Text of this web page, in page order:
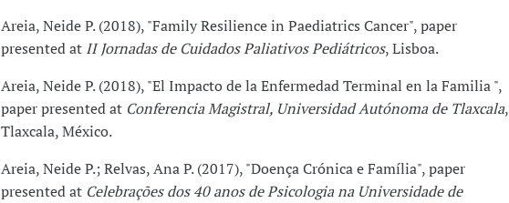
Areia, Neide P. (2018), "Family Resilience in Paediatrics Cancer", paper
presented at II Jornadas de Cuidados Paliativos Pediátricos, Lisboa.
Areia, Neide P. (2018), "El Impacto de la Enfermedad Terminal en la Familia ",
paper presented at Conferencia Magistral, Universidad Autónoma de Tlaxcala,
Tlaxcala, México.
Areia, Neide P.; Relvas, Ana P. (2017), "Doença Crónica e Família", paper
presented at Celebrações dos 40 anos de Psicologia na Universidade de